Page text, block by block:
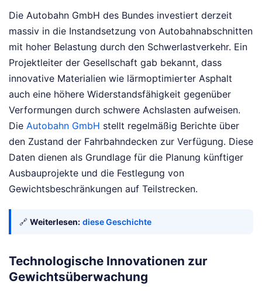
Die Autobahn GmbH des Bundes investiert derzeit
massiv in die Instandsetzung von Autobahnabschnitten
mit hoher Belastung durch den Schwerlastverkehr. Ein
Projektleiter der Gesellschaft gab bekannt, dass
innovative Materialien wie lärmoptimierter Asphalt
auch eine höhere Widerstandsfähigkeit gegenüber
Verformungen durch schwere Achslasten aufweisen.
Die Autobahn GmbH stellt regelmäßig Berichte über
den Zustand der Fahrbahndecken zur Verfügung. Diese
Daten dienen als Grundlage für die Planung künftiger
Ausbauprojekte und die Festlegung von
Gewichtsbeschränkungen auf Teilstrecken.
🔗 Weiterlesen: diese Geschichte
Technologische Innovationen zur
Gewichtsüberwachung